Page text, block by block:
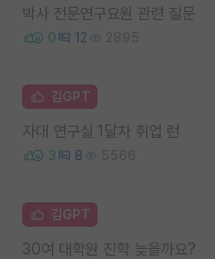
박사 전문연구요원 관련 질문
0 12 2895
김GPT
자대 연구실 1달차 취업 런
3 8 5566
김GPT
30여 대학원 진학 늦을까요?